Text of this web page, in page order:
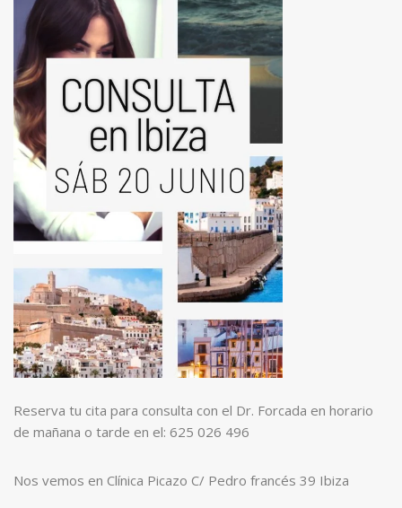
Reserva tu cita para consulta con el Dr. Forcada en horario
de mañana o tarde en el: 625 026 496
Nos vemos en Clínica Picazo C/ Pedro francés 39 Ibiza